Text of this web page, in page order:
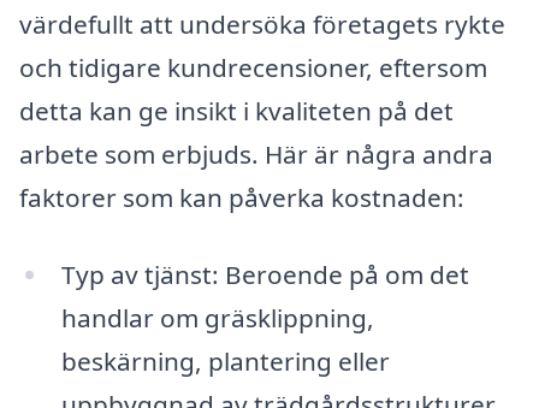
värdefullt att undersöka företagets rykte
och tidigare kundrecensioner, eftersom
detta kan ge insikt i kvaliteten på det
arbete som erbjuds. Här är några andra
faktorer som kan påverka kostnaden:
Typ av tjänst: Beroende på om det
handlar om gräsklippning,
beskärning, plantering eller